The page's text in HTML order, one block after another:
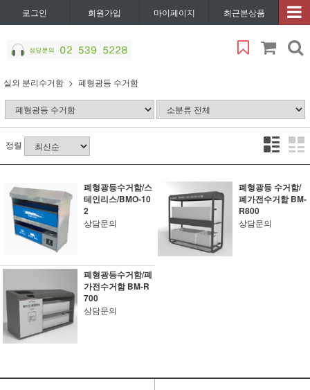
로그인 회원가입 마이페이지 최근본상품
실외 분리수거함 폐형광등 수거함
정렬
폐형광등수거함/스
테인리스/BMO-10
2
상담문의
폐형광등 수거함/
폐가전수거함 BM-
R800
상담문의
폐형광등수거함/폐
가전수거함 BM-R
700
상담문의